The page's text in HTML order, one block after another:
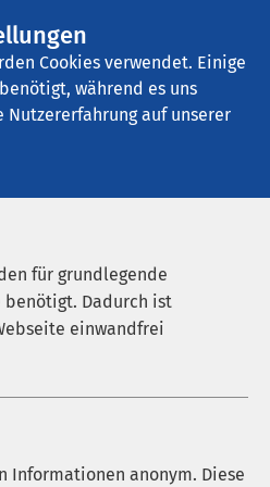
Cookies verwendet. Einige
während es uns
auf unserer
für grundlegende
benötigt. Dadurch ist
einwandfrei
Informationen anonym. Diese